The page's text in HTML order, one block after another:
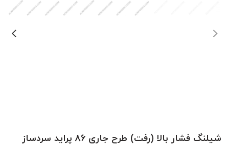
شیلنگ فشار بالا (رفت) طرح جاری 86 پراید سردساز